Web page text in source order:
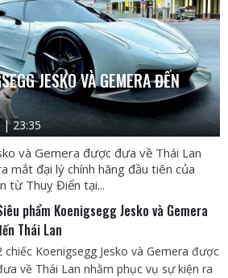
JESKO VÀ GEMERA ĐẾN
| 23:35
và Gemera được đưa về Thái Lan
mắt đại lý chính hãng đầu tiên của
từ Thuỵ Điển tại...
phẩm Koenigsegg Jesko và Gemera
Thái Lan
chiếc Koenigsegg Jesko và Gemera được
về Thái Lan nhằm phục vụ sự kiện ra